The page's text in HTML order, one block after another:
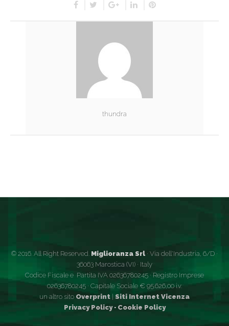
thundra
© 2016. All Right Reserved. Miglioranza Srl · Via dell'Industria, 6/D ·
36063 Marostica (VI) · Italy
Codice Fiscale e Partita IVA 02636780245 · Registro Imprese
02636780245 · Capitale Sociale € 95.626,00 i.v.
un altro sito Overprint Siti Internet Vicenza
Privacy Policy · Cookie Policy